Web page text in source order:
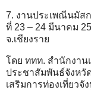
7. งานประเพณีนมัส
ที่ 23 – 24 มีนาคม
จ.เชียงราย
โดย ททท. สำนักงาน
ประชาสัมพันธ์จังหวั
เสริมการท่องเที่ยวจั